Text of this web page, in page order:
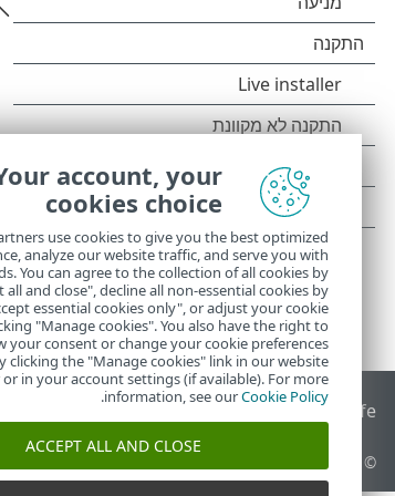
End of Life מאגר הידע של ESET
© 1992 - 2025 ESET, spol. s r.o.‎ - כל הזכויות שמורות.
account, your
cookies choice
use cookies to give you the best optimized
analyze our website traffic, and serve you with
You can agree to the collection of all cookies by
all and close", decline all non-essential cookies by
essential cookies only", or adjust your cookie
"Manage cookies". You also have the right to
your consent or change your cookie preferences
clicking the "Manage cookies" link in our website
in your account settings (if available). For more
information, see ourCookie Policy
.
ACCEPT ALL AND CLOSE